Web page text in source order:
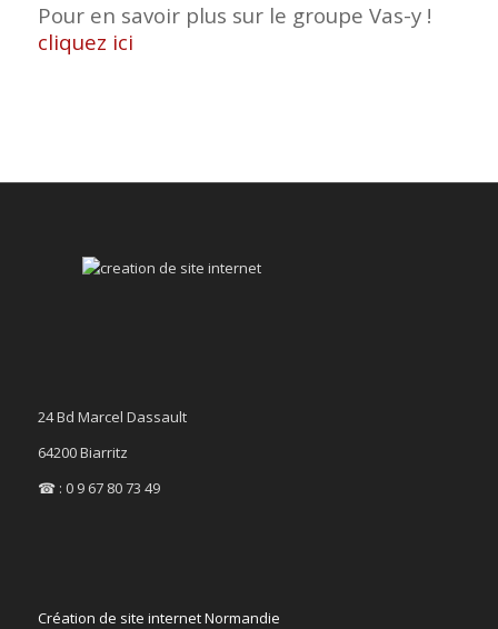
Pour en savoir plus sur le groupe Vas-y !
cliquez ici
24 Bd Marcel Dassault
64200 Biarritz
☎ : 0 9 67 80 73 49
Création de site internet Normandie